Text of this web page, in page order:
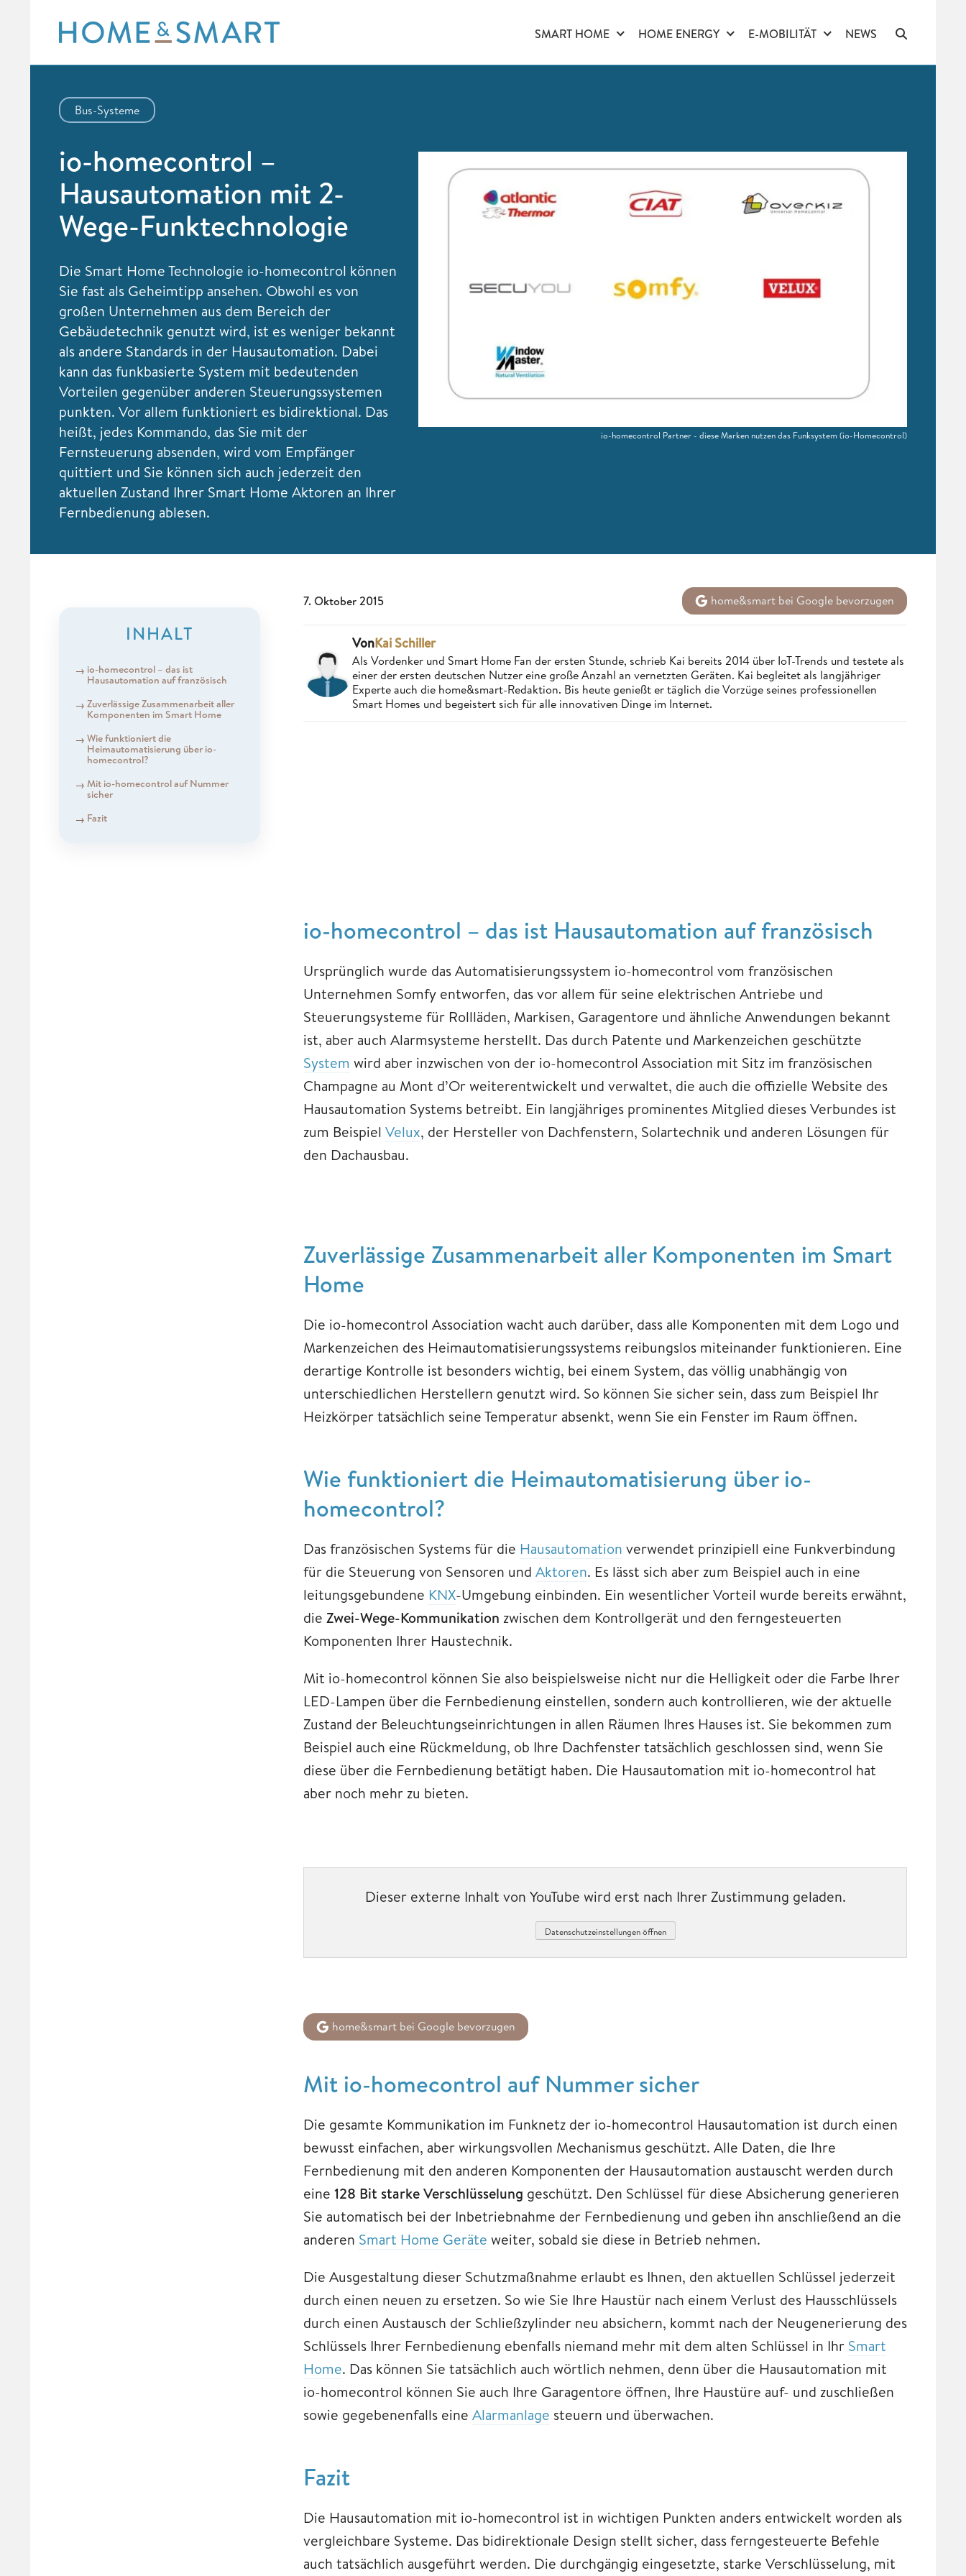
content
SMART HOME HOME ENERGY E-MOBILITÄT NEWS
Bus-Systeme
io-homecontrol –
Hausautomation mit 2-
Wege-Funktechnologie
Die Smart Home Technologie io-homecontrol können
Sie fast als Geheimtipp ansehen. Obwohl es von
großen Unternehmen aus dem Bereich der
Gebäudetechnik genutzt wird, ist es weniger bekannt
als andere Standards in der Hausautomation. Dabei
kann das funkbasierte System mit bedeutenden
Vorteilen gegenüber anderen Steuerungssystemen
punkten. Vor allem funktioniert es bidirektional. Das
heißt, jedes Kommando, das Sie mit der
Fernsteuerung absenden, wird vom Empfänger
quittiert und Sie können sich auch jederzeit den
aktuellen Zustand Ihrer Smart Home Aktoren an Ihrer
Fernbedienung ablesen.
io-homecontrol Partner - diese Marken nutzen das Funksystem (io-Homecontrol)
INHALT
io-homecontrol – das ist
Hausautomation auf französisch
Zuverlässige Zusammenarbeit aller
Komponenten im Smart Home
Wie funktioniert die
Heimautomatisierung über io-
homecontrol?
Mit io-homecontrol auf Nummer
sicher
Fazit
7. Oktober 2015 home&smart bei Google bevorzugen
VonKai Schiller
Als Vordenker und Smart Home Fan der ersten Stunde, schrieb Kai bereits 2014 über IoT-Trends und testete als
einer der ersten deutschen Nutzer eine große Anzahl an vernetzten Geräten. Kai begleitet als langjähriger
Experte auch die home&smart-Redaktion. Bis heute genießt er täglich die Vorzüge seines professionellen
Smart Homes und begeistert sich für alle innovativen Dinge im Internet.
io-homecontrol – das ist Hausautomation auf französisch
Ursprünglich wurde das Automatisierungssystem io-homecontrol vom französischen
Unternehmen Somfy entworfen, das vor allem für seine elektrischen Antriebe und
Steuerungsysteme für Rollläden, Markisen, Garagentore und ähnliche Anwendungen bekannt
ist, aber auch Alarmsysteme herstellt. Das durch Patente und Markenzeichen geschützte
System wird aber inzwischen von der io-homecontrol Association mit Sitz im französischen
Champagne au Mont d’Or weiterentwickelt und verwaltet, die auch die offizielle Website des
Hausautomation Systems betreibt. Ein langjähriges prominentes Mitglied dieses Verbundes ist
zum Beispiel Velux, der Hersteller von Dachfenstern, Solartechnik und anderen Lösungen für
den Dachausbau.
Zuverlässige Zusammenarbeit aller Komponenten im Smart
Home
Die io-homecontrol Association wacht auch darüber, dass alle Komponenten mit dem Logo und
Markenzeichen des Heimautomatisierungssystems reibungslos miteinander funktionieren. Eine
derartige Kontrolle ist besonders wichtig, bei einem System, das völlig unabhängig von
unterschiedlichen Herstellern genutzt wird. So können Sie sicher sein, dass zum Beispiel Ihr
Heizkörper tatsächlich seine Temperatur absenkt, wenn Sie ein Fenster im Raum öffnen.
Wie funktioniert die Heimautomatisierung über io-
homecontrol?
Das französischen Systems für die Hausautomation verwendet prinzipiell eine Funkverbindung
für die Steuerung von Sensoren und Aktoren. Es lässt sich aber zum Beispiel auch in eine
leitungsgebundene KNX-Umgebung einbinden. Ein wesentlicher Vorteil wurde bereits erwähnt,
die Zwei-Wege-Kommunikation zwischen dem Kontrollgerät und den ferngesteuerten
Komponenten Ihrer Haustechnik.
Mit io-homecontrol können Sie also beispielsweise nicht nur die Helligkeit oder die Farbe Ihrer
LED-Lampen über die Fernbedienung einstellen, sondern auch kontrollieren, wie der aktuelle
Zustand der Beleuchtungseinrichtungen in allen Räumen Ihres Hauses ist. Sie bekommen zum
Beispiel auch eine Rückmeldung, ob Ihre Dachfenster tatsächlich geschlossen sind, wenn Sie
diese über die Fernbedienung betätigt haben. Die Hausautomation mit io-homecontrol hat
aber noch mehr zu bieten.
Dieser externe Inhalt von YouTube wird erst nach Ihrer Zustimmung geladen.
Datenschutzeinstellungen öffnen
home&smart bei Google bevorzugen
Mit io-homecontrol auf Nummer sicher
Die gesamte Kommunikation im Funknetz der io-homecontrol Hausautomation ist durch einen
bewusst einfachen, aber wirkungsvollen Mechanismus geschützt. Alle Daten, die Ihre
Fernbedienung mit den anderen Komponenten der Hausautomation austauscht werden durch
eine 128 Bit starke Verschlüsselung geschützt. Den Schlüssel für diese Absicherung generieren
Sie automatisch bei der Inbetriebnahme der Fernbedienung und geben ihn anschließend an die
anderen Smart Home Geräte weiter, sobald sie diese in Betrieb nehmen.
Die Ausgestaltung dieser Schutzmaßnahme erlaubt es Ihnen, den aktuellen Schlüssel jederzeit
durch einen neuen zu ersetzen. So wie Sie Ihre Haustür nach einem Verlust des Hausschlüssels
durch einen Austausch der Schließzylinder neu absichern, kommt nach der Neugenerierung des
Schlüssels Ihrer Fernbedienung ebenfalls niemand mehr mit dem alten Schlüssel in Ihr Smart
Home. Das können Sie tatsächlich auch wörtlich nehmen, denn über die Hausautomation mit
io-homecontrol können Sie auch Ihre Garagentore öffnen, Ihre Haustüre auf- und zuschließen
sowie gegebenenfalls eine Alarmanlage steuern und überwachen.
Fazit
Die Hausautomation mit io-homecontrol ist in wichtigen Punkten anders entwickelt worden als
vergleichbare Systeme. Das bidirektionale Design stellt sicher, dass ferngesteuerte Befehle
auch tatsächlich ausgeführt werden. Die durchgängig eingesetzte, starke Verschlüsselung, mit